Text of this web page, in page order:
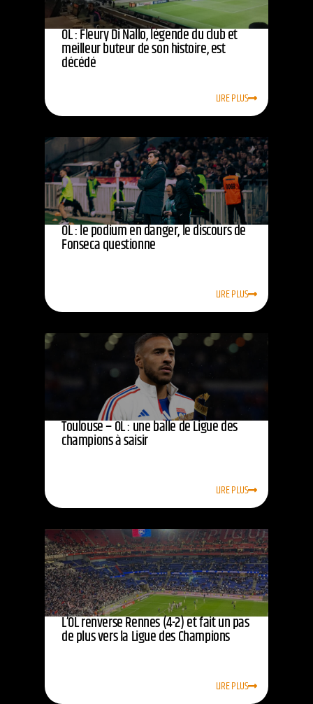
OL : Fleury Di Nallo, légende du club et
meilleur buteur de son histoire, est
décédé
LIRE PLUS
OL : le podium en danger, le discours de
Fonseca questionne
LIRE PLUS
Toulouse – OL : une balle de Ligue des
champions à saisir
LIRE PLUS
L’OL renverse Rennes (4-2) et fait un pas
de plus vers la Ligue des Champions
LIRE PLUS